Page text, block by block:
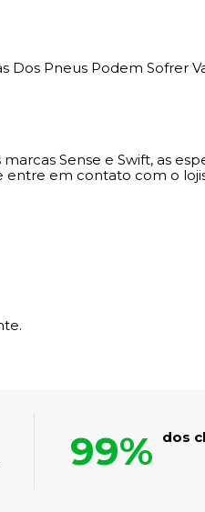
Dos Pneus Podem Sofrer
Sense e Swift, as
em contato com o
99% dos